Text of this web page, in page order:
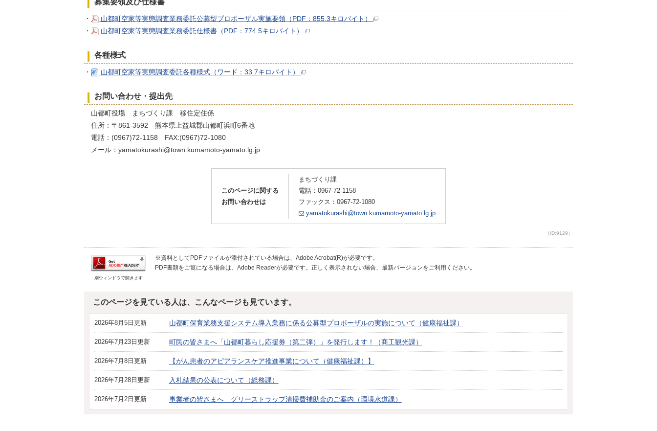
募集要領及び仕様書
・
山都町空家等実態調査業務委託公募型プロポーザル実施要領（PDF：855.3キロバイト）
・
山都町空家等実態調査業務委託仕様書（PDF：774.5キロバイト）
各種様式
・ 山都町空家等実態調査委託各種様式（ワード：33.7キロバイト）
お問い合わせ・提出先
山都町役場 まちづくり課 移住定住係
住所：〒861-3592 熊本県上益城郡山都町浜町6番地
電話：(0967)72-1158 FAX:(0967)72-1080
メール：yamatokurashi@town.kumamoto-yamato.lg.jp
このページに関する
お問い合わせは
まちづくり課
電話： 0967-72-1158
ファックス：0967-72-1080
yamatokurashi@town.kumamoto-yamato.lg.jp
（ID:9129）
別ウィンドウで開きます
※資料としてPDFファイルが添付されている場合は、Adobe Acrobat(R)が必要です。
PDF書類をご覧になる場合は、Adobe Readerが必要です。正しく表示されない場合、最新バージョンをご利用ください。
このページを見ている人は、こんなページも見ています。
2026年8月5日更新 山都町保育業務支援システム導入業務に係る公募型プロポーザルの実施について（健康福祉課）
2026年7月23日更新 町民の皆さまへ「山都町暮らし応援券（第二弾）」を発行します！（商工観光課）
2026年7月8日更新 【がん患者のアピアランスケア推進事業について（健康福祉課）】
2026年7月28日更新 入札結果の公表について（総務課）
2026年7月2日更新 事業者の皆さまへ グリーストラップ清掃費補助金のご案内（環境水道課）